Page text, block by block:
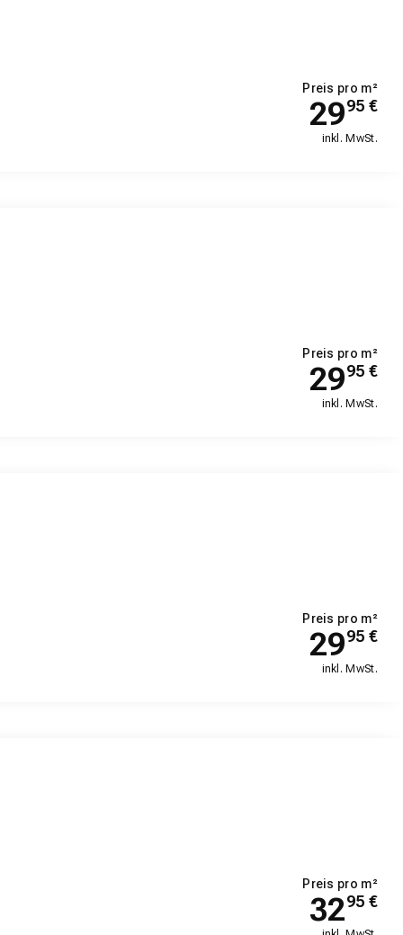
Preis pro m²
2995 €
inkl. MwSt.
Preis pro m²
2995 €
inkl. MwSt.
Preis pro m²
2995 €
inkl. MwSt.
Preis pro m²
3295 €